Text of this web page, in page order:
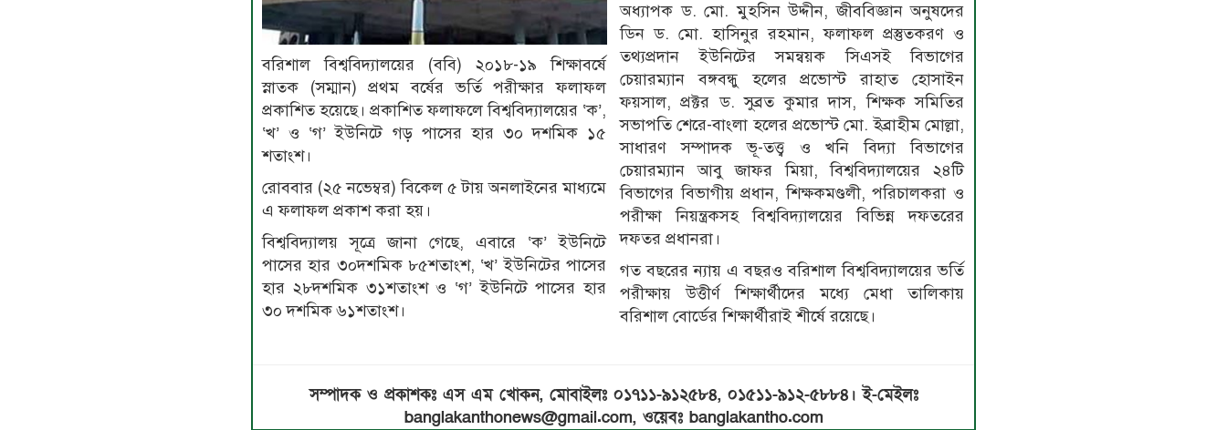
বরিশাল বিশ্ববিদ্যালয়ের (ববি) ২০১৮-১৯ শিক্ষাবর্ষে
স্নাতক (সম্মান) প্রথম বর্ষের ভর্তি পরীক্ষার ফলাফল
প্রকাশিত হয়েছে। প্রকাশিত ফলাফলে বিশ্ববিদ্যালয়ের ‘ক’,
‘খ’ ও ‘গ’ ইউনিটে গড় পাসের হার ৩০ দশমিক ১৫
শতাংশ।
রোববার (২৫ নভেম্বর) বিকেল ৫ টায় অনলাইনের মাধ্যমে
এ ফলাফল প্রকাশ করা হয়।
বিশ্ববিদ্যালয় সূত্রে জানা গেছে, এবারে ‘ক’ ইউনিটে
পাসের হার ৩০দশমিক ৮৫শতাংশ, ‘খ’ ইউনিটের পাসের
হার ২৮দশমিক ৩১শতাংশ ও ‘গ’ ইউনিটে পাসের হার
৩০ দশমিক ৬১শতাংশ।
অধ্যাপক ড. মো. মুহসিন উদ্দীন, জীববিজ্ঞান অনুষদের
ডিন ড. মো. হাসিনুর রহমান, ফলাফল প্রস্তুতকরণ ও
তথ্যপ্রদান ইউনিটের সমন্বয়ক সিএসই বিভাগের
চেয়ারম্যান বঙ্গবন্ধু হলের প্রভোস্ট রাহাত হোসাইন
ফয়সাল, প্রক্টর ড. সুব্রত কুমার দাস, শিক্ষক সমিতির
সভাপতি শেরে-বাংলা হলের প্রভোস্ট মো. ইব্রাহীম মোল্লা,
সাধারণ সম্পাদক ভূ-তত্ত্ব ও খনি বিদ্যা বিভাগের
চেয়ারম্যান আবু জাফর মিয়া, বিশ্ববিদ্যালয়ের ২৪টি
বিভাগের বিভাগীয় প্রধান, শিক্ষকমণ্ডলী, পরিচালকরা ও
পরীক্ষা নিয়ন্ত্রকসহ বিশ্ববিদ্যালয়ের বিভিন্ন দফতরের
দফতর প্রধানরা।
গত বছরের ন্যায় এ বছরও বরিশাল বিশ্ববিদ্যালয়ের ভর্তি
পরীক্ষায় উত্তীর্ণ শিক্ষার্থীদের মধ্যে মেধা তালিকায়
বরিশাল বোর্ডের শিক্ষার্থীরাই শীর্ষে রয়েছে।
সম্পাদক ও প্রকাশকঃ এস এম খোকন, মোবাইলঃ ০১৭১১-৯১২৫৮৪, ০১৫১১-৯১২-৫৮৮৪। ই-মেইলঃ
banglakanthonews@gmail.com, ওয়েবঃ banglakantho.com